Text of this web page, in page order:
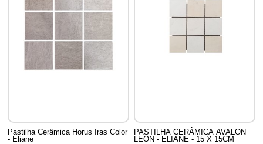
Pastilha Cerâmica Horus Iras Color
- Eliane
​​​PASTILHA CERÂMICA AVALON
LEON - ELIANE - 15 X 15CM